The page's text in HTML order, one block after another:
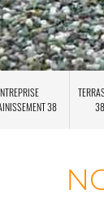
38
38